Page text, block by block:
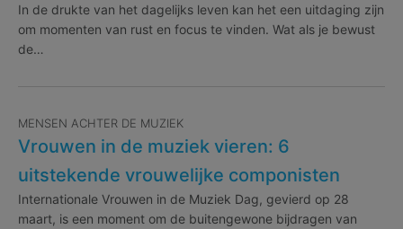
In de drukte van het dagelijks leven kan het een uitdaging zijn
om momenten van rust en focus te vinden. Wat als je bewust
de…
MENSEN ACHTER DE MUZIEK
Vrouwen in de muziek vieren: 6
uitstekende vrouwelijke componisten
Internationale Vrouwen in de Muziek Dag, gevierd op 28
maart, is een moment om de buitengewone bijdragen van